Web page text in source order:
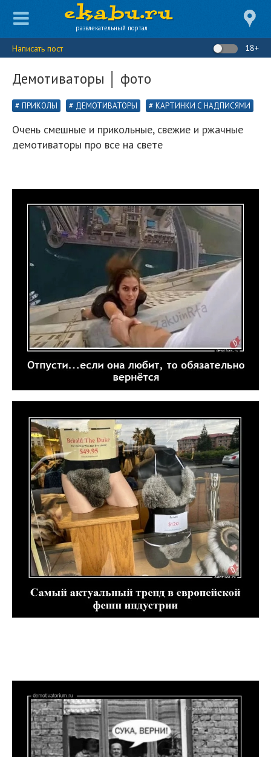
развлекательный портал
Написать пост 18+
Демотиваторы │ фото
ПРИКОЛЫ ДЕМОТИВАТОРЫ КАРТИНКИ С НАДПИСЯМИ
Очень смешные и прикольные, свежие и ржачные
демотиваторы про все на свете